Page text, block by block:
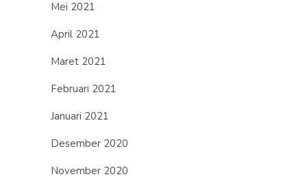
Mei 2021
April 2021
Maret 2021
Februari 2021
Januari 2021
Desember 2020
November 2020